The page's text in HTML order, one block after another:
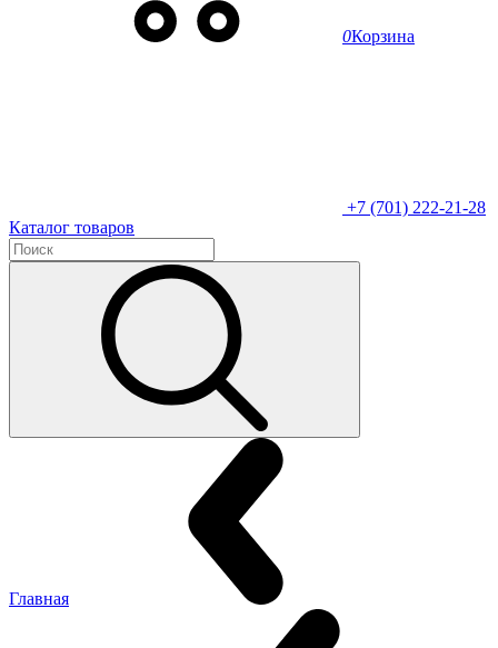
0Корзина
+7 (701) 222-21-28
Каталог товаров
Главная